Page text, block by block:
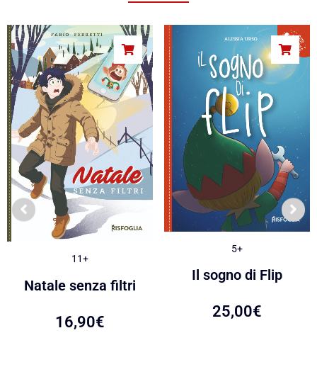
11+
Natale senza filtri
16,90€
5+
Il sogno di Flip
25,00€